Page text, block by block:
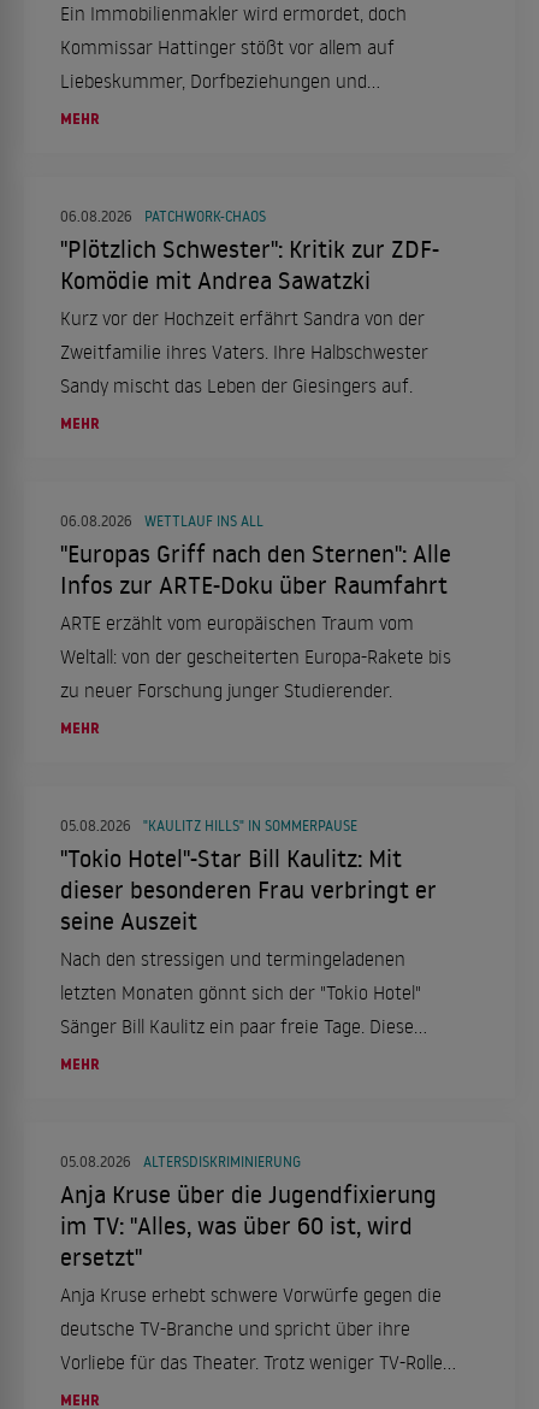
Ein Immobilienmakler wird ermordet, doch
Kommissar Hattinger stößt vor allem auf
Liebeskummer, Dorfbeziehungen und
trügerische Idylle.
MEHR
06.08.2026 PATCHWORK-CHAOS
"Plötzlich Schwester": Kritik zur ZDF-
Komödie mit Andrea Sawatzki
Kurz vor der Hochzeit erfährt Sandra von der
Zweitfamilie ihres Vaters. Ihre Halbschwester
Sandy mischt das Leben der Giesingers auf.
MEHR
06.08.2026 WETTLAUF INS ALL
"Europas Griff nach den Sternen": Alle
Infos zur ARTE-Doku über Raumfahrt
ARTE erzählt vom europäischen Traum vom
Weltall: von der gescheiterten Europa-Rakete bis
zu neuer Forschung junger Studierender.
MEHR
05.08.2026 "KAULITZ HILLS" IN SOMMERPAUSE
"Tokio Hotel"-Star Bill Kaulitz: Mit
dieser besonderen Frau verbringt er
seine Auszeit
Nach den stressigen und termingeladenen
letzten Monaten gönnt sich der "Tokio Hotel"
Sänger Bill Kaulitz ein paar freie Tage. Diese
verbringt er in Italien, genauer gesagt in Rom.
MEHR
05.08.2026 ALTERSDISKRIMINIERUNG
Anja Kruse über die Jugendfixierung
im TV: "Alles, was über 60 ist, wird
ersetzt"
Anja Kruse erhebt schwere Vorwürfe gegen die
deutsche TV-Branche und spricht über ihre
Vorliebe für das Theater. Trotz weniger TV-Rollen
bleibt sie aktiv und engagiert.
MEHR